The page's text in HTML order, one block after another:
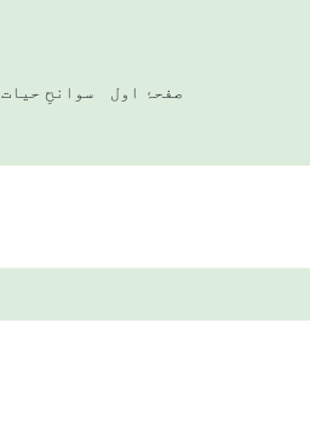
صفحۂ اول سوانحِ حیات